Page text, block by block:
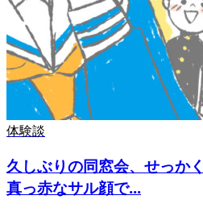
体験談
久しぶりの同窓会、せっか
真っ赤なサル顔で...